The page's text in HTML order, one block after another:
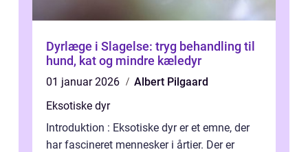
Dyrlæge i Slagelse: tryg behandling til
hund, kat og mindre kæledyr
01 januar 2026
Albert Pilgaard
Eksotiske dyr
Introduktion : Eksotiske dyr er et emne, der
har fascineret mennesker i årtier. Der er